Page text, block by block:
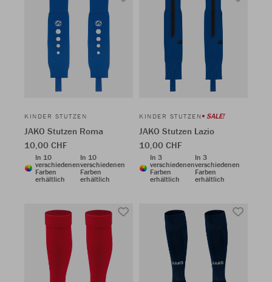
KINDER STUTZEN
JAKO Stutzen Roma
10,00 CHF
In 10
verschiedenen
Farben
erhältlich
In 10
verschiedenen
Farben
erhältlich
KINDER STUTZEN SALE!
JAKO Stutzen Lazio
10,00 CHF
In 3
verschiedenen
Farben
erhältlich
In 3
verschiedenen
Farben
erhältlich